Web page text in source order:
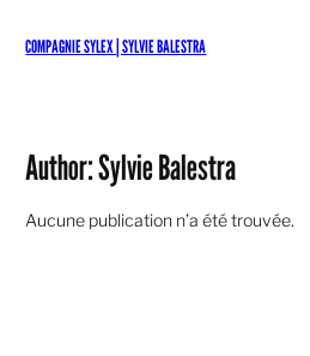
COMPAGNIE SYLEX | SYLVIE BALESTRA
Author:Sylvie Balestra
Aucune publication n’a été trouvée.